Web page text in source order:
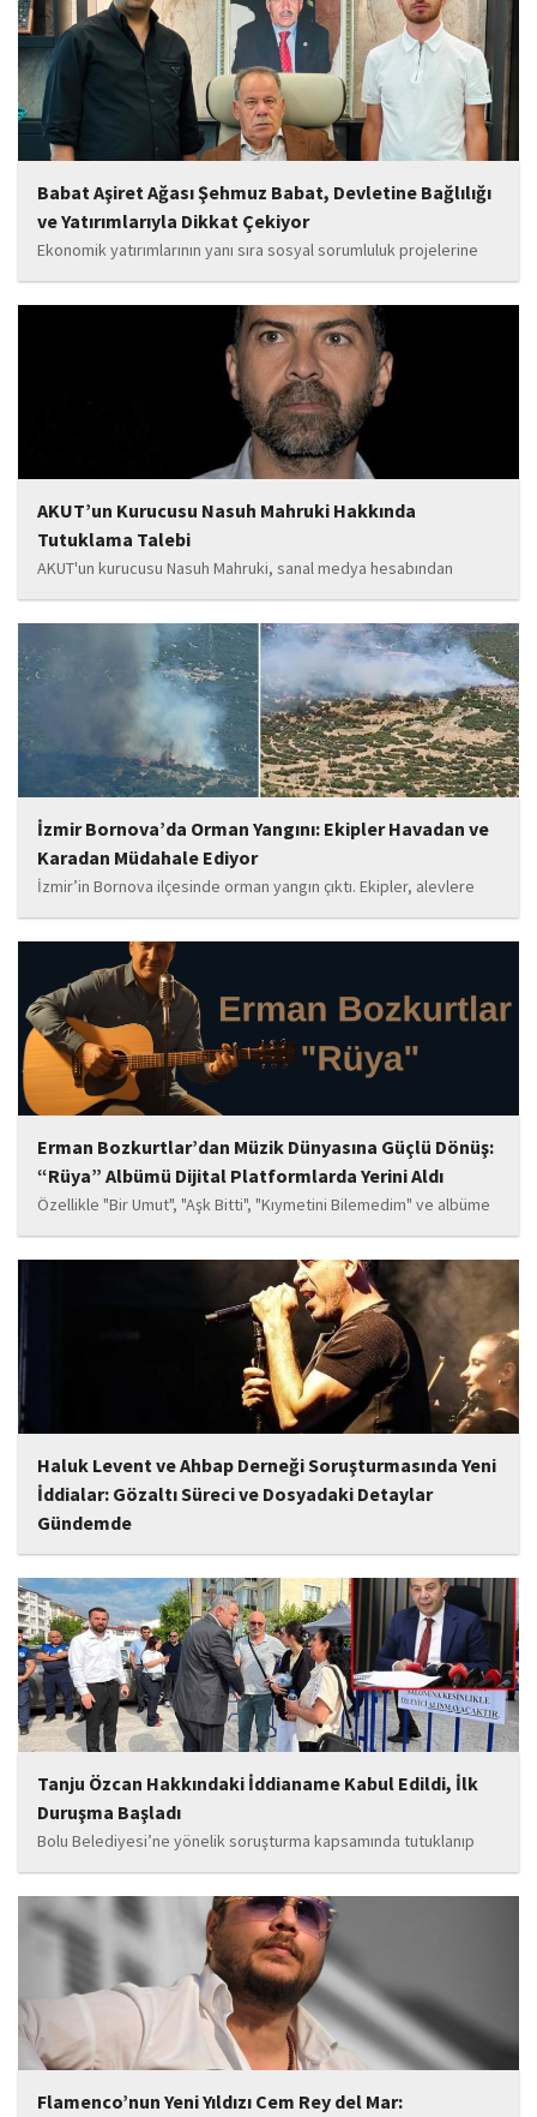
da güçlendirecek projeleri hayata geçirmek için ekip...
Babat Aşiret Ağası Şehmuz Babat, Devletine Bağlılığı
ve Yatırımlarıyla Dikkat Çekiyor
Ekonomik yatırımlarının yanı sıra sosyal sorumluluk projelerine
de önem veren Babat'ın, eğitim alanında bir lise ile iki okulun
yapımına katkı sunduğu, ayrıca Şırnak'ın çeşitli noktalarında
tamamlanan ve yapımı devam eden...
AKUT’un Kurucusu Nasuh Mahruki Hakkında
Tutuklama Talebi
AKUT'un kurucusu Nasuh Mahruki, sanal medya hesabından
yaptığı '15 Temmuz' paylaşımı nedeniyle 'Halkı kin ve düşmanlığa
tahrik veya aşağılama' suçundan gözaltına alındı. Mahruki,
tutuklama talebiyle Sulh Ceza Hakimliği'ne sevk edildi.
İzmir Bornova’da Orman Yangını: Ekipler Havadan ve
Karadan Müdahale Ediyor
İzmir’in Bornova ilçesinde orman yangın çıktı. Ekipler, alevlere
havadan ve karadan müdahale ediyor.
Erman Bozkurtlar’dan Müzik Dünyasına Güçlü Dönüş:
“Rüya” Albümü Dijital Platformlarda Yerini Aldı
Özellikle "Bir Umut", "Aşk Bitti", "Kıymetini Bilemedim" ve albüme
adını veren "Rüya" parçalarının kısa süre içerisinde öne çıkan
eserler arasında yer alması bekleniyor. Albüm, sanatçının önceki
çalışmalarına göre daha olgun,...
Haluk Levent ve Ahbap Derneği Soruşturmasında Yeni
İddialar: Gözaltı Süreci ve Dosyadaki Detaylar
Gündemde
İstanbul Cumhuriyet Başsavcılığı tarafından yürütülen ve Haluk
Levent ile kurucusu olduğu Ahbap Derneği'ni kapsadığı belirtilen
soruşturmaya ilişkin yeni iddialar gündeme geldi. Edinilen
bilgilere göre, soruşturmanın ani bir operasyonla değil, aylar...
Tanju Özcan Hakkındaki İddianame Kabul Edildi, İlk
Duruşma Başladı
Bolu Belediyesi’ne yönelik soruşturma kapsamında tutuklanıp
belediye başkanlığı görevinden uzaklaştırılan Tanju Özcan’ın da
aralarında bulunduğu 6’sı tutuklu 19 sanığın yargılandığı dava
başladı.
Flamenco’nun Yeni Yıldızı Cem Rey del Mar: